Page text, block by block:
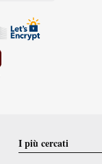
I più cercati